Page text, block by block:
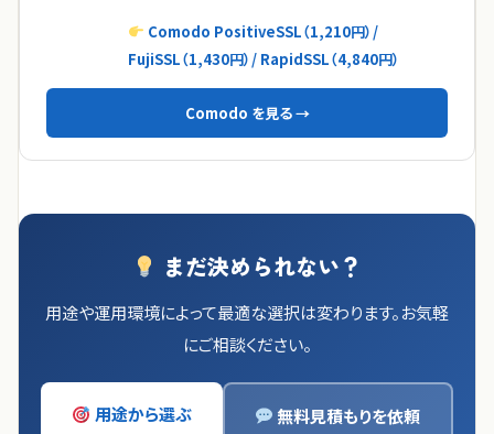
Comodo PositiveSSL（1,210円）/
FujiSSL（1,430円）/ RapidSSL（4,840円）
Comodo を見る →
まだ決められない？
用途や運用環境によって最適な選択は変わります。お気軽
にご相談ください。
用途から選ぶ 無料見積もりを依頼